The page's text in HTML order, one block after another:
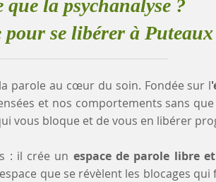
que la psychanalyse ?
pour se libérer à Puteaux
parole au cœur du soin. Fondée sur l
et nos comportements sans
vous bloque et de vous en libérer
: il crée un espace de parole libre
que se révèlent les blocages